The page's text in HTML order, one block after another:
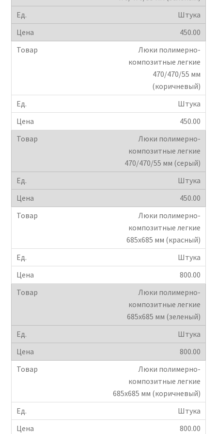
Штука
450.00
Люки полимерно-
композитные легкие
470/470/55 мм
(коричневый)
Штука
450.00
Люки полимерно-
композитные легкие
470/470/55 мм (серый)
Штука
450.00
Люки полимерно-
композитные легкие
685х685 мм (красный)
Штука
800.00
Люки полимерно-
композитные легкие
685х685 мм (зеленый)
Штука
800.00
Люки полимерно-
композитные легкие
685х685 мм (коричневый)
Штука
800.00